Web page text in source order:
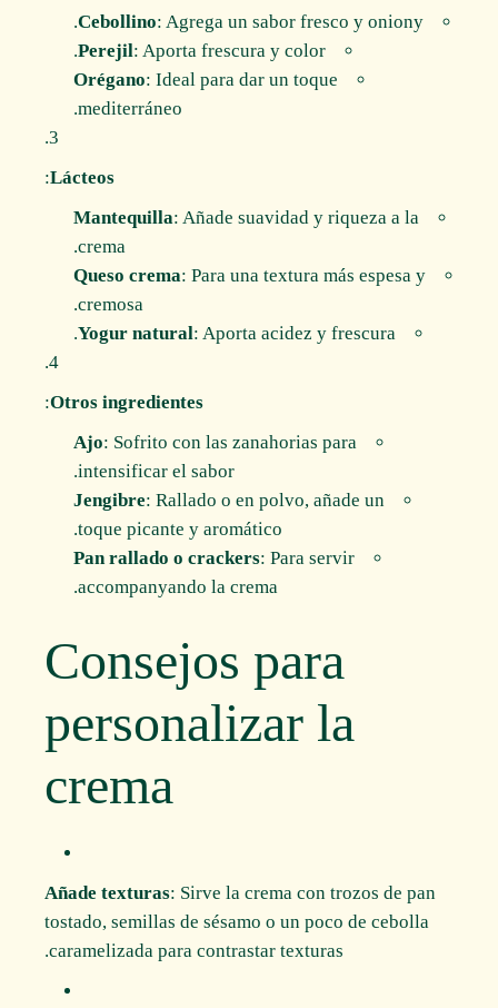
Cebollino: Agrega un sabor fresco y oniony.
Perejil: Aporta frescura y color.
Orégano: Ideal para dar un toque
mediterráneo.
Lácteos
:
Mantequilla: Añade suavidad y riqueza a la
crema.
Queso crema: Para una textura más espesa y
cremosa.
Yogur natural: Aporta acidez y frescura.
Otros ingredientes
:
Ajo: Sofrito con las zanahorias para
intensificar el sabor.
Jengibre: Rallado o en polvo, añade un
toque picante y aromático.
Pan rallado o crackers: Para servir
accompanyando la crema.
Consejos para
personalizar la
crema
Añade texturas: Sirve la crema con trozos de pan
tostado, semillas de sésamo o un poco de cebolla
caramelizada para contrastar texturas.